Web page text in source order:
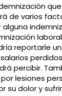
de varios
reportarle
percibir.
lesiones
su dolor y